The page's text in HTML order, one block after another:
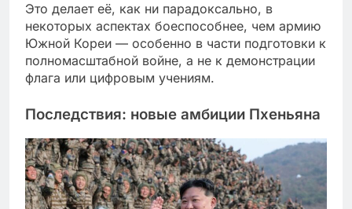
Это делает её, как ни парадоксально, в
некоторых аспектах боеспособнее, чем армию
Южной Кореи — особенно в части подготовки к
полномасштабной войне, а не к демонстрации
флага или цифровым учениям.
Последствия: новые амбиции Пхеньяна